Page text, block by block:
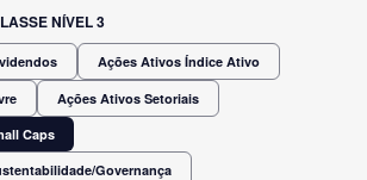
NÍVEL 3
Ações Ativos Índice Ativo
Ações Ativos Setoriais
Caps
Governança